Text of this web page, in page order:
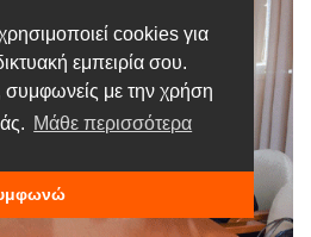
cookies για
εμπειρία σου.
συμφωνείς με την χρήση
Μάθε περισσότερα